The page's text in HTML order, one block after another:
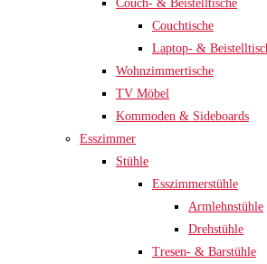
Couch- & Beistelltische
Couchtische
Laptop- &
Wohnzimmertische
TV Möbel
Kommoden & Sideboards
Esszimmer
Stühle
Esszimmerstühle
Armlehnstühle
Drehstühle
Tresen- & Barstühle